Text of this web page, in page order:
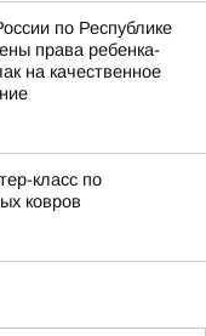
по Республике
права ребенка-
на качественное
класс по
ковров